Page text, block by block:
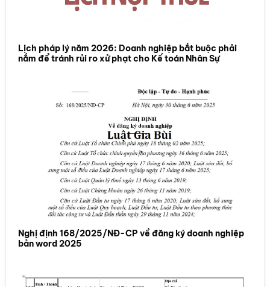
Lịch pháp lý năm 2026: Doanh nghiệp bắt buộc phải
nắm để tránh rủi ro xử phạt cho Kế toán Nhân Sự
Nghị định 168/2025/NĐ-CP về đăng ký doanh nghiệp
bản word 2025